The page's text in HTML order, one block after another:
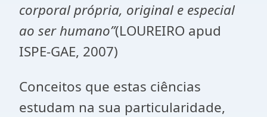
corporal própria, original e especial
ao ser humano”(LOUREIRO apud
ISPE-GAE, 2007)
Conceitos que estas ciências
estudam na sua particularidade,